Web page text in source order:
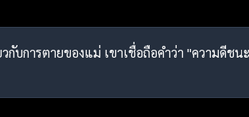
กับการตายของแม่ เขาเชื่อถือคำว่า "ความดีชน